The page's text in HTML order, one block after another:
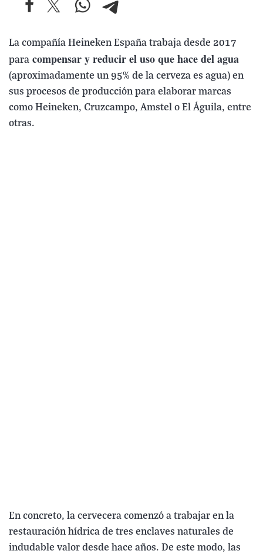
La compañía Heineken España trabaja desde 2017
para compensar y reducir el uso que hace del agua
(aproximadamente un 95% de la cerveza es agua) en
sus procesos de producción para elaborar marcas
como Heineken, Cruzcampo, Amstel o El Águila, entre
otras.
En concreto, la cervecera comenzó a trabajar en la
restauración hídrica de tres enclaves naturales de
indudable valor desde hace años. De este modo, las